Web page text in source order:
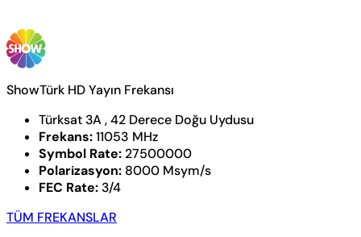
ShowTürk HD Yayın Frekansı
Türksat 3A , 42 Derece Doğu Uydusu
Frekans:11053 MHz
Symbol Rate: 27500000
Polarizasyon: 8000 Msym/s
FEC Rate: 3/4
TÜM FREKANSLAR